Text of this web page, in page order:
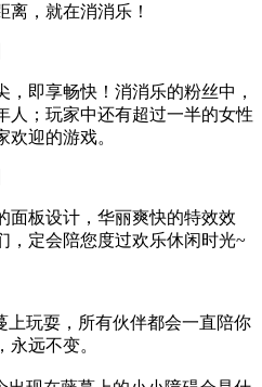
离，就在消消乐！
即享畅快！消消乐的粉丝中，
人；玩家中还有超过一半的女性
迎的游戏。
板设计，华丽爽快的特效效
，定会陪您度过欢乐休闲时光~
玩耍，所有伙伴都会一直陪你
远不变。